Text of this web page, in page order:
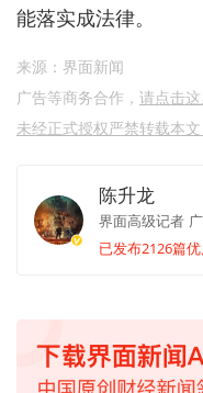
能落实成法律。
来源：界面新闻
广告等商务合作， 请点击这
未经正式授权严禁转载本文
陈升龙
界面高级记者
已发布2126篇